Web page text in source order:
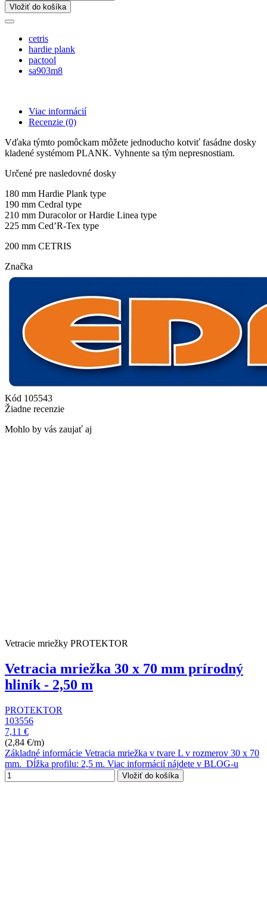
Vložiť do košíka
cetris
hardie plank
pactool
sa903m8
Viac informácií
Recenzie (0)
Vďaka týmto pomôckam môžete jednoducho kotviť fasádne dosky
kladené systémom PLANK. Vyhnente sa tým nepresnostiam.
Určené pre nasledovné dosky
180 mm Hardie Plank type
190 mm Cedral type
210 mm Duracolor or Hardie Linea type
225 mm Ced’R-Tex type
200 mm CETRIS
Značka
Kód 105543
Žiadne recenzie
Mohlo by vás zaujať aj
Vetracie mriežky PROTEKTOR
Vetracia mriežka 30 x 70 mm prírodný
hliník - 2,50 m
PROTEKTOR
103556
7,11 €
(2,84 €/m)
Základné informácie Vetracia mriežka v tvare L v rozmerov 30 x 70
mm. Dĺžka profilu: 2,5 m. Viac informácií nájdete v BLOG-u
Vložiť do košíka